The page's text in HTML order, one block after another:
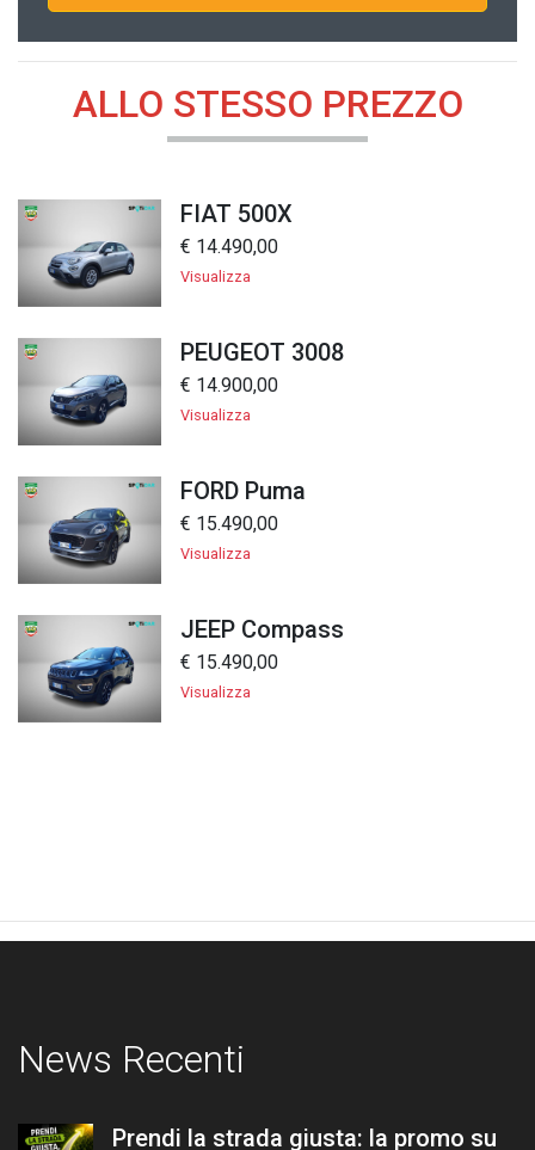
ALLO STESSO PREZZO
FIAT 500X
€ 14.490,00
Visualizza
PEUGEOT 3008
€ 14.900,00
Visualizza
FORD Puma
€ 15.490,00
Visualizza
JEEP Compass
€ 15.490,00
Visualizza
News Recenti
Prendi la strada giusta: la promo su